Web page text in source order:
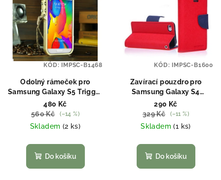
Odolný rámeček pro
Samsung Galaxy S5 Trigger
Bumper zlatý
480 Kč
560 Kč
(–14 %)
Skladem (2 ks)
Do košíku
KÓD: IMPSC-B1468
Zavírací pouzdro pro
Samsung Galaxy S4
červené
290 Kč
329 Kč
(–11 %)
Skladem(1 ks)
Do košíku
KÓD: IMPSC-B1600